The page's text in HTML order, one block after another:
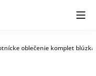
oblečenie komplet